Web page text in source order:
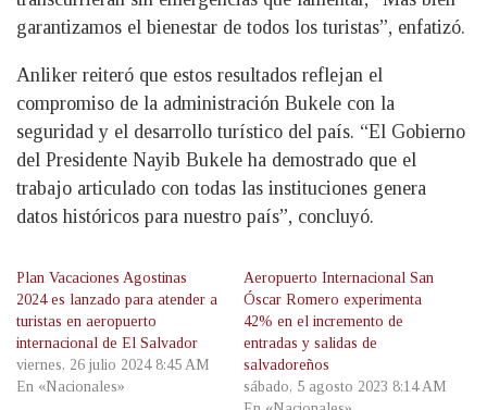
garantizamos el bienestar de todos los turistas”, enfatizó.
Anliker reiteró que estos resultados reflejan el
compromiso de la administración Bukele con la
seguridad y el desarrollo turístico del país. “El Gobierno
del Presidente Nayib Bukele ha demostrado que el
trabajo articulado con todas las instituciones genera
datos históricos para nuestro país”, concluyó.
Plan Vacaciones Agostinas
2024 es lanzado para atender a
turistas en aeropuerto
internacional de El Salvador
viernes, 26 julio 2024 8:45 AM
En «Nacionales»
Aeropuerto Internacional San
Óscar Romero experimenta
42% en el incremento de
entradas y salidas de
salvadoreños
sábado, 5 agosto 2023 8:14 AM